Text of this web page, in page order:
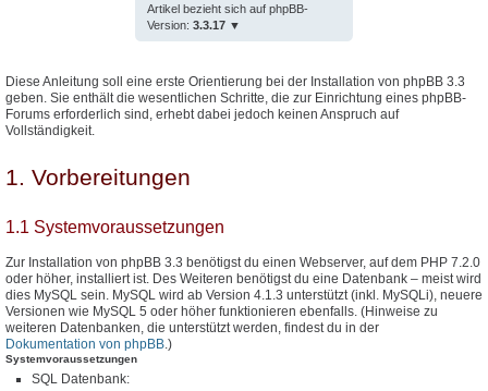
Artikel bezieht sich auf phpBB-
Version: 3.3.17
Diese Anleitung soll eine erste Orientierung bei der Installation von phpBB 3.3
geben. Sie enthält die wesentlichen Schritte, die zur Einrichtung eines phpBB-
Forums erforderlich sind, erhebt dabei jedoch keinen Anspruch auf
Vollständigkeit.
1. Vorbereitungen
1.1 Systemvoraussetzungen
Zur Installation von phpBB 3.3 benötigst du einen Webserver, auf dem PHP 7.2.0
oder höher, installiert ist. Des Weiteren benötigst du eine Datenbank – meist wird
dies MySQL sein. MySQL wird ab Version 4.1.3 unterstützt (inkl. MySQLi), neuere
Versionen wie MySQL 5 oder höher funktionieren ebenfalls. (Hinweise zu
weiteren Datenbanken, die unterstützt werden, findest du in der
Dokumentation von phpBB.)
Systemvoraussetzungen
SQL Datenbank: